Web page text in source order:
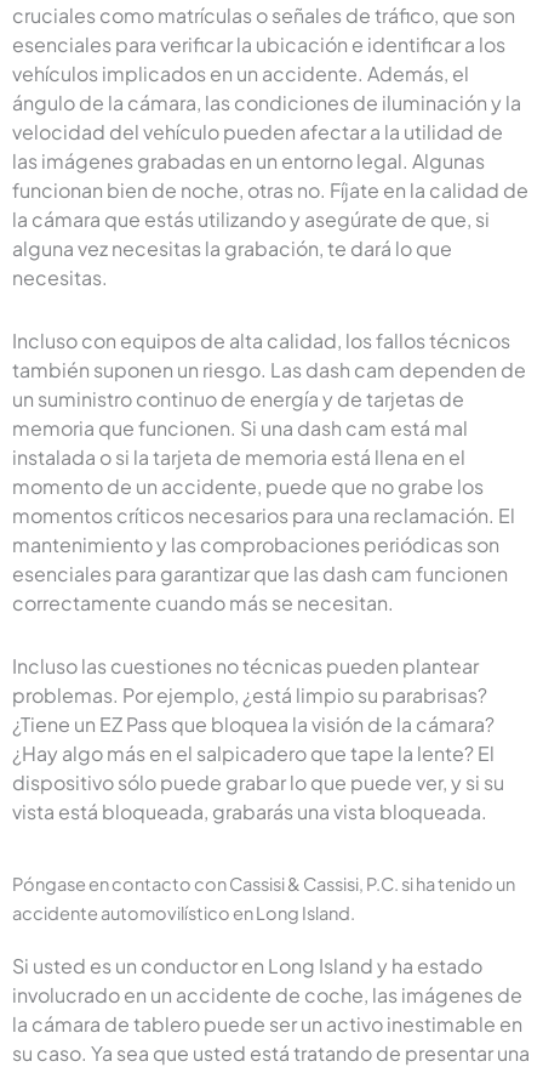
cruciales como matrículas o señales de tráfico, que son
esenciales para verificar la ubicación e identificar a los
vehículos implicados en un accidente. Además, el
ángulo de la cámara, las condiciones de iluminación y la
velocidad del vehículo pueden afectar a la utilidad de
las imágenes grabadas en un entorno legal. Algunas
funcionan bien de noche, otras no. Fíjate en la calidad de
la cámara que estás utilizando y asegúrate de que, si
alguna vez necesitas la grabación, te dará lo que
necesitas.
Incluso con equipos de alta calidad, los fallos técnicos
también suponen un riesgo. Las dash cam dependen de
un suministro continuo de energía y de tarjetas de
memoria que funcionen. Si una dash cam está mal
instalada o si la tarjeta de memoria está llena en el
momento de un accidente, puede que no grabe los
momentos críticos necesarios para una reclamación. El
mantenimiento y las comprobaciones periódicas son
esenciales para garantizar que las dash cam funcionen
correctamente cuando más se necesitan.
Incluso las cuestiones no técnicas pueden plantear
problemas. Por ejemplo, ¿está limpio su parabrisas?
¿Tiene un EZ Pass que bloquea la visión de la cámara?
¿Hay algo más en el salpicadero que tape la lente? El
dispositivo sólo puede grabar lo que puede ver, y si su
vista está bloqueada, grabarás una vista bloqueada.
Póngase en contacto con Cassisi & Cassisi, P.C. si ha tenido un
accidente automovilístico en Long Island.
Si usted es un conductor en Long Island y ha estado
involucrado en un accidente de coche, las imágenes de
la cámara de tablero puede ser un activo inestimable en
su caso. Ya sea que usted está tratando de presentar una